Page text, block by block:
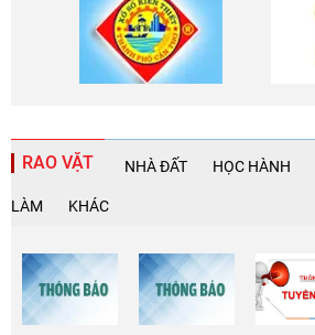
RAO VẶT NHÀ ĐẤT HỌC HÀNH
LÀM KHÁC